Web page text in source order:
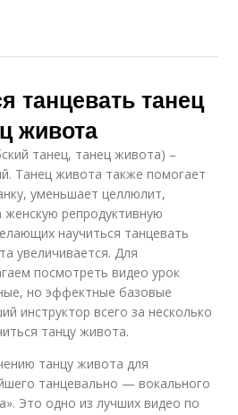
танцевать танец
живота
танец, танец живота) –
Танец живота также помогает
уменьшает целлюлит,
женскую репродуктивную
научиться танцевать
увеличивается. Для
посмотреть видео урок
но эффектные базовые
инструктор всего за несколько
танцу живота.
танцу живота для
танцевально — вокального
Это одно из лучших видео по